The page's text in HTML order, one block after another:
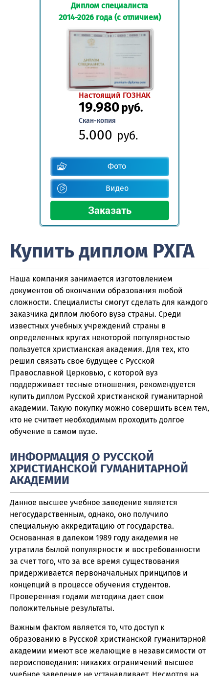
Диплом специалиста
2014-2026 года (с отличием)
Настоящий ГОЗНАК
19.980руб.
Скан-копия
5.000 руб.
Фото
Видео
Купить диплом РХГА
Наша компания занимается изготовлением
документов об окончании образования любой
сложности. Специалисты смогут сделать для каждого
заказчика диплом любого вуза страны. Среди
известных учебных учреждений страны в
определенных кругах некоторой популярностью
пользуется христианская академия. Для тех, кто
решил связать свое будущее с Русской
Православной Церковью, с которой вуз
поддерживает тесные отношения, рекомендуется
купить диплом Русской христианской гуманитарной
академии. Такую покупку можно совершить всем тем,
кто не считает необходимым проходить долгое
обучение в самом вузе.
ИНФОРМАЦИЯ О РУССКОЙ
ХРИСТИАНСКОЙ ГУМАНИТАРНОЙ
АКАДЕМИИ
Данное высшее учебное заведение является
негосударственным, однако, оно получило
специальную аккредитацию от государства.
Основанная в далеком 1989 году академия не
утратила былой популярности и востребованности
за счет того, что за все время существования
придерживается первоначальных принципов и
концепций в процессе обучения студентов.
Проверенная годами методика дает свои
положительные результаты.
Важным фактом является то, что доступ к
образованию в Русской христианской гуманитарной
академии имеют все желающие в независимости от
вероисповедания: никаких ограничений высшее
учебное заведение не устанавливает. Несмотря на